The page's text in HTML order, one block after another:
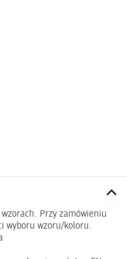
Przy zamówieniu
wyboru wzoru/koloru.